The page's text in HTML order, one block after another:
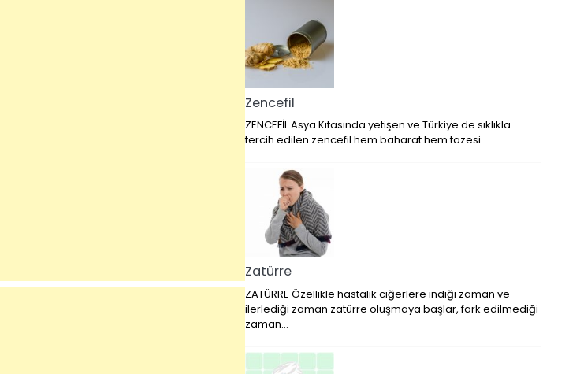
Zencefil
ZENCEFİL Asya Kıtasında yetişen ve Türkiye de sıklıkla
tercih edilen zencefil hem baharat hem tazesi…
Zatürre
ZATÜRRE Özellikle hastalık ciğerlere indiği zaman ve
ilerlediği zaman zatürre oluşmaya başlar, fark edilmediği
zaman…